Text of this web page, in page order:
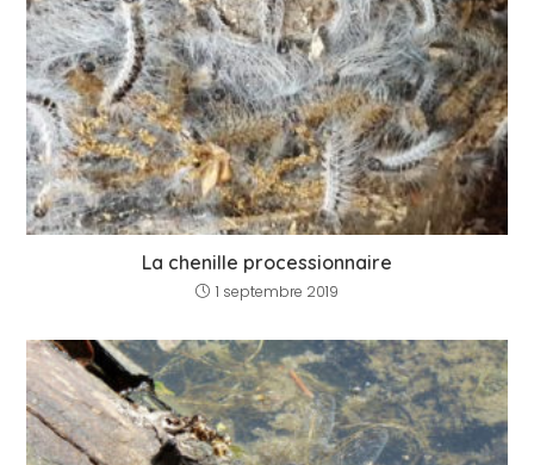
La chenille processionnaire
1 septembre 2019